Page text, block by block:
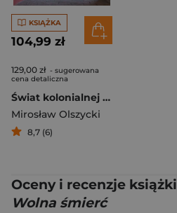
KSIĄŻKA
104,99 zł
129,00 zł - sugerowana
cena detaliczna
Świat kolonialnej Ameryki Łacińskiej Sztuka, Bóg, społeczeństwo
Mirosław Olszycki
8,7 (6)
Oceny i recenzje książki
Wolna śmierć